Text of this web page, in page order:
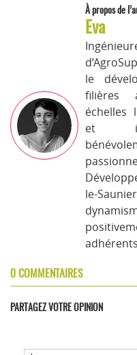
À propos de
Eva
le
filières
échelles
et
le-
0 COMMENTAIRES
PARTAGEZ VOTRE OPINION